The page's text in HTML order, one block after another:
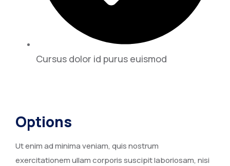
Cursus dolor id purus euismod
Options
Ut enim ad minima veniam, quis nostrum
exercitationem ullam corporis suscipit laboriosam, nisi